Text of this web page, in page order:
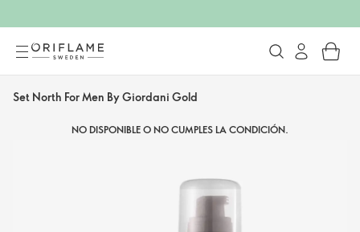
Set North For Men By Giordani Gold
NO DISPONIBLE O NO CUMPLES LA CONDICIÓN.